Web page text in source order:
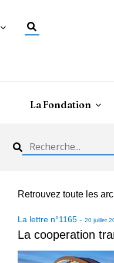
La Fondation
Retrouvez toute les
La lettre n°1165 -20 juillet
La cooperation